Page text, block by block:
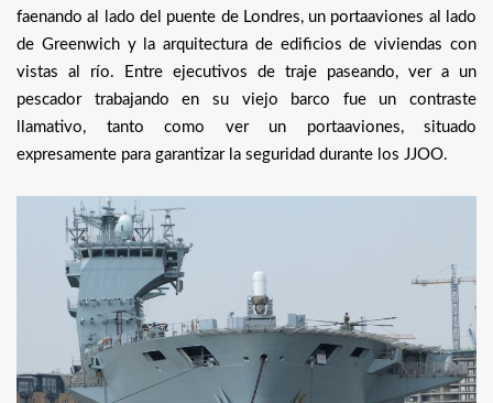
faenando al lado del puente de Londres, un portaaviones al lado
de Greenwich y la arquitectura de edificios de viviendas con
vistas al río. Entre ejecutivos de traje paseando, ver a un
pescador trabajando en su viejo barco fue un contraste
llamativo, tanto como ver un portaaviones, situado
expresamente para garantizar la seguridad durante los JJOO.